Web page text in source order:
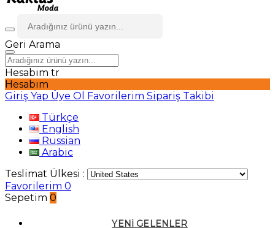
Geri Arama
Hesabım tr
Hesabım
Giriş Yap Üye Ol Favorilerim Sipariş Takibi
Türkçe
English
Russian
Arabic
Teslimat Ülkesi :
Favorilerim 0
Sepetim 0
YENI GELENLER